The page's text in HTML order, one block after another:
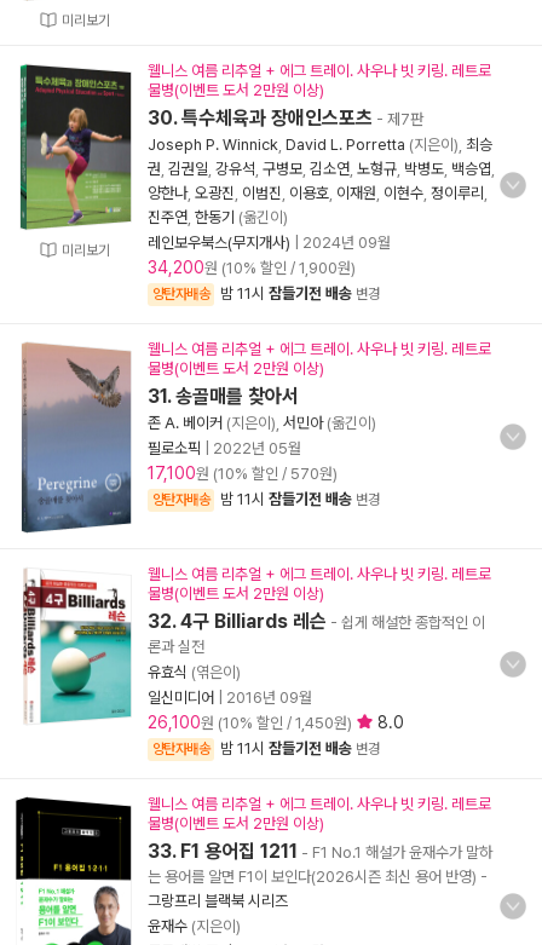
미리보기
미리보기
웰니스 여름 리추얼 + 에그 트레이. 사우나 빗 키링. 레트로
물병(이벤트 도서 2만원 이상)
30. 특수체육과 장애인스포츠 - 제7판
Joseph P. Winnick David L. Porretta (지은이), 최승
권 김권일 강유석 구병모 김소연 노형규 박병도 백승엽
양한나, 오광진 이범진 이용호 이재원 이현수 정이루리
진주연 한동기 (옮긴이)
레인보우북스(무지개사)
2024년 09월
34,200원 (10% 할인 / 1,900원)
양탄자배송 밤 11시 잠들기전 배송 변경
웰니스 여름 리추얼 + 에그 트레이. 사우나 빗 키링. 레트로
물병(이벤트 도서 2만원 이상)
31. 송골매를 찾아서
존 A. 베이커 (지은이), 서민아(옮긴이)
필로소픽
2022년 05월
17,100원 (10% 할인 / 570원)
양탄자배송 밤 11시 잠들기전 배송 변경
웰니스 여름 리추얼 + 에그 트레이. 사우나 빗 키링. 레트로
물병(이벤트 도서 2만원 이상)
32. 4구 Billiards 레슨 - 쉽게 해설한 종합적인 이
론과 실전
유효식 (엮은이)
일신미디어
2016년 09월
26,100원 (10% 할인 / 1,450원) 8.0
양탄자배송 밤 11시 잠들기전 배송 변경
웰니스 여름 리추얼 + 에그 트레이. 사우나 빗 키링. 레트로
물병(이벤트 도서 2만원 이상)
33. F1 용어집 1211 - F1 No.1 해설가 윤재수가 말하
는 용어를 알면 F1이 보인다(2026시즌 최신 용어 반영) -
그랑프리 블랙북 시리즈
윤재수 (지은이)